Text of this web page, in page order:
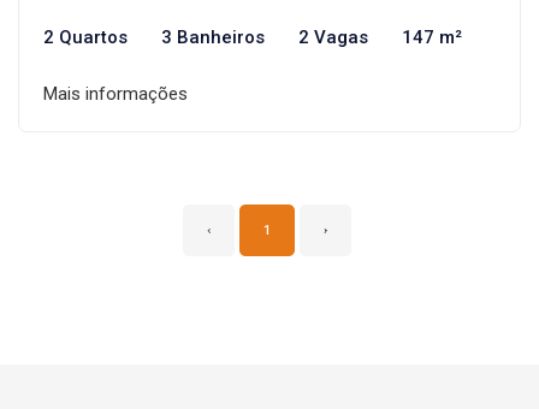
2 Quartos 3 Banheiros 2 Vagas 147 m²
Mais informações
‹ 1 ›